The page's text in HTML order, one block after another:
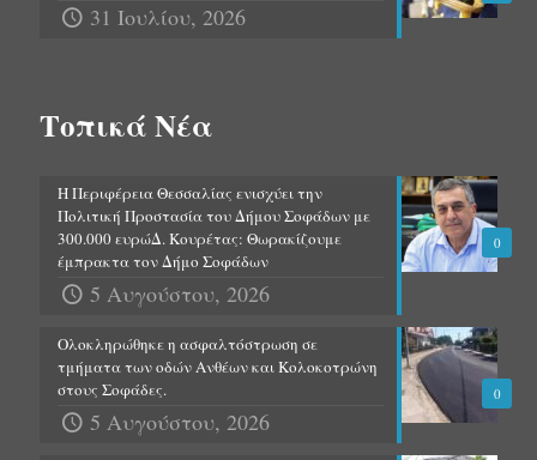
31 Ιουλίου, 2026
Τοπικά Νέα
0
Η Περιφέρεια Θεσσαλίας ενισχύει την
Πολιτική Προστασία του Δήμου Σοφάδων με
300.000 ευρώΔ. Κουρέτας: Θωρακίζουμε
έμπρακτα τον Δήμο Σοφάδων
5 Αυγούστου, 2026
0
Ολοκληρώθηκε η ασφαλτόστρωση σε
τμήματα των οδών Ανθέων και Κολοκοτρώνη
στους Σοφάδες.
5 Αυγούστου, 2026